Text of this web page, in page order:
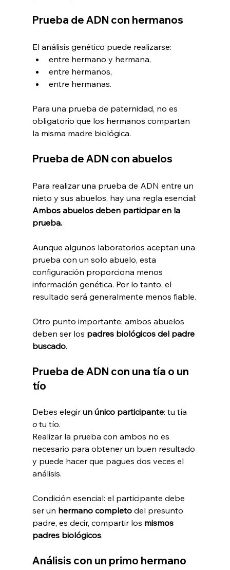
Prueba de ADN con hermanos
El análisis genético puede realizarse:
entre hermano y hermana,
entre hermanos,
entre hermanas.
Para una prueba de paternidad, no es
obligatorio que los hermanos compartan
la misma madre biológica.
Prueba de ADN con abuelos
Para realizar una prueba de ADN entre un
nieto y sus abuelos, hay una regla esencial:
Ambos abuelos deben participar en la
prueba.
Aunque algunos laboratorios aceptan una
prueba con un solo abuelo, esta
configuración proporciona menos
información genética. Por lo tanto, el
resultado será generalmente menos fiable.
Otro punto importante: ambos abuelos
deben ser los padres biológicos del padre
buscado.
Prueba de ADN con una tía o un
tío
Debes elegir un único participante: tu tía
o tu tío.
Realizar la prueba con ambos no es
necesario para obtener un buen resultado
y puede hacer que pagues dos veces el
análisis.
Condición esencial: el participante debe
ser un hermano completo del presunto
padre, es decir, compartir los mismos
padres biológicos.
Análisis con un primo hermano